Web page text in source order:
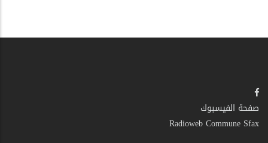
صفحة الفيسبوك
Radioweb Commune Sfax